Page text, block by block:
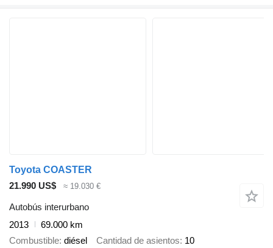
Toyota COASTER
21.990 US$
≈ 19.030 €
Autobús interurbano
2013
69.000 km
Combustible diésel Cantidad de asientos 10